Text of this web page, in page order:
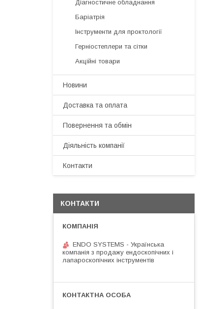
Діагностичне обладнання
Баріатрія
Інструменти для проктології
Герніостеплери та сітки
Акційні товари
Новини
Доставка та оплата
Повернення та обмін
Діяльність компанії
Контакти
КОНТАКТИ
ENDO SYSTEMS - Українська
компанія з продажу ендоскопічних і
лапароскопічних інструментів